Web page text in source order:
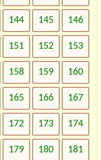
144 145 146
151 152 153
158 159 160
165 166 167
172 173 174
179 180 181